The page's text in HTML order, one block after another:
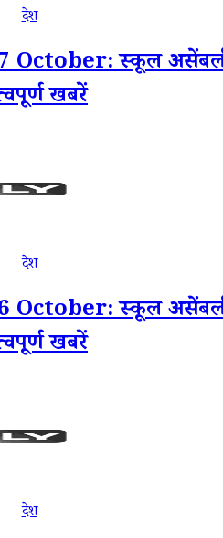
देश
स्कूल असेंबली
खबरें
देश
स्कूल असेंबली
खबरें
देश